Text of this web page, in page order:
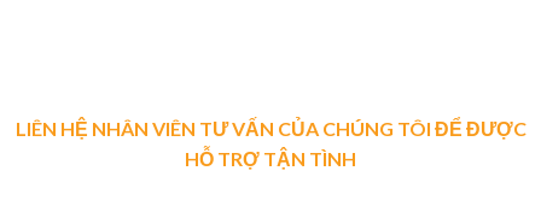
LIÊN HỆ NHÂN VIÊN TƯ VẤN CỦA CHÚNG TÔI ĐỂ ĐƯỢC
HỖ TRỢ TẬN TÌNH